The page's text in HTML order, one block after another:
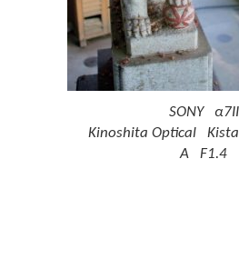
SONY α7II
Kinoshita Optical
A F1.4